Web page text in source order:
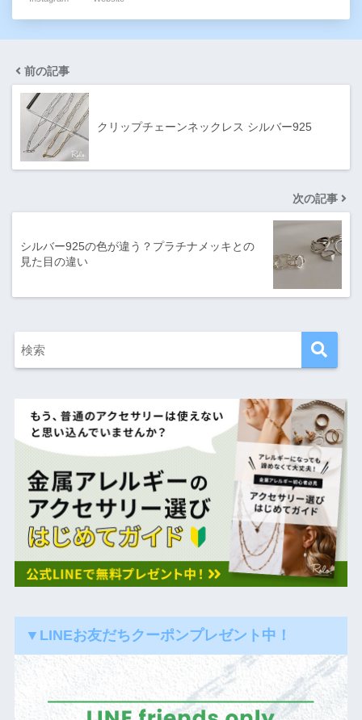
前の記事
クリップチェーンネックレス シルバー925
次の記事
シルバー925の色が違う？プラチナメッキとの
見た目の違い
▼LINEお友だちクーポンプレゼント中！